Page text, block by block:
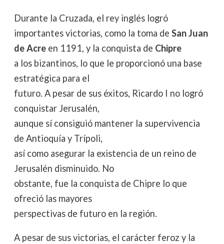
Durante la Cruzada, el rey inglés logró
importantes victorias, como la toma de San Juan
de Acreen 1191, y la conquista de Chipre
a los bizantinos, lo que le proporcionó una base
estratégica para el
futuro. A pesar de sus éxitos, Ricardo I no logró
conquistar Jerusalén,
aunque sí consiguió mantener la supervivencia
de Antioquía y Trípoli,
así como asegurar la existencia de un reino de
Jerusalén disminuido. No
obstante, fue la conquista de Chipre lo que
ofreció las mayores
perspectivas de futuro en la región.
A pesar de sus victorias, el carácter feroz y la